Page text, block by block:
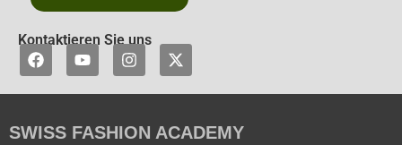
Kontaktieren Sie uns
F
a
e
o
Y
o
t
b
I
n
t
g
X
-
w
t
SWISS FASHION ACADEMY